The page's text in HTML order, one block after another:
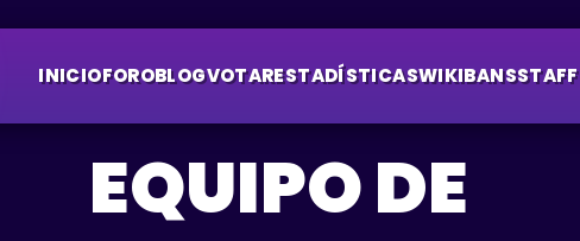
INICIOFOROBLOGVOTARESTADÍSTICASWIKIBANSSTAFF
EQUIPO DE